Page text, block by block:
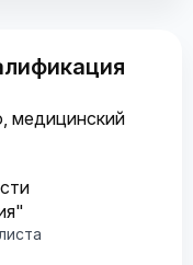
медицинский